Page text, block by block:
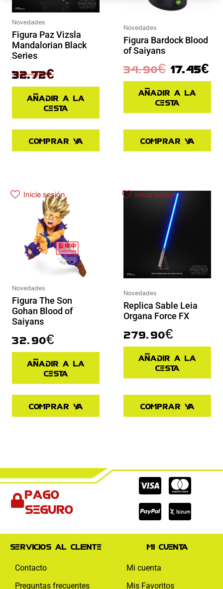
Novedades
Figura Paz Vizsla
Mandalorian Black
Series
40.90€
32.72€
Añadir a la
cesta
Comprar ya
Novedades
Figura Bardock Blood
of Saiyans
34.90€ 17.45€
Añadir a la
cesta
Comprar ya
Inicie sesión
Novedades
Figura The Son
Gohan Blood of
Saiyans
32.90€
Añadir a la
cesta
Comprar ya
Inicie sesión
Novedades
Replica Sable Leia
Organa Force FX
279.90€
Añadir a la
cesta
Comprar ya
Pago
seguro
Cc-
visa
Cc-
Cc-
paypal
Servicios al cliente
Contacto
Preguntas frecuentes
Mi cuenta
Mi cuenta
Mis Favoritos